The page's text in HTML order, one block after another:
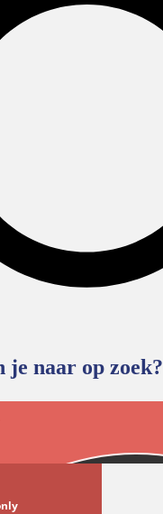
je naar op zoek?